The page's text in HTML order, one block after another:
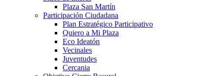
Plaza San Martín
Participación Ciudadana
Plan Estratégico Participativo
Quiero a Mi Plaza
Eco Ideatón
Vecinales
Juventudes
Cercania